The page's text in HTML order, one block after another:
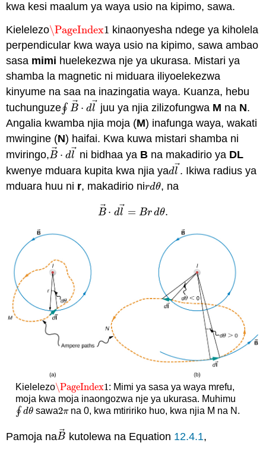
kwa kesi maalum ya waya usio na kipimo, sawa.
Kielelezo\PageIndex1
\PageIndex1 kinaonyesha ndege ya kiholela
perpendicular kwa waya usio na kipimo, sawa ambao
sasa mimi huelekezwa nje ya ukurasa. Mistari ya
shamba la magnetic ni miduara iliyoelekezwa
kinyume na saa na inazingatia waya. Kuanza, hebu
tuchunguze∮ B⃗ ⋅ dl ⃗
∮B→ ⋅dl →
juu ya njia zilizofungwa M na N.
Angalia kwamba njia moja (M) inafunga waya, wakati
mwingine (N) haifai. Kwa kuwa mistari shamba ni
mviringo,B⃗ ⋅ dl
B→⋅d →
ni bidhaa ya Bna makadirio ya DL
kwenye mduara kupita kwa njia yadl
dl→
. Ikiwa radius ya
mduara huu ni r, makadirio nirdθ
rdθ, na
B⃗⋅ dl = Brdθ.
B→⋅d → =Brdθ.
Kielelezo\PageIndex1
\PageIndex1: Mimi ya sasa ya waya mrefu,
moja kwa moja inaongozwa nje ya ukurasa. Muhimu
∮ dθ
∮dθ sawa2π
2πna 0, kwa mtiririko huo, kwa njia M na N.
Pamoja naB⃗
B→kutolewa na Equation 12.4.1,